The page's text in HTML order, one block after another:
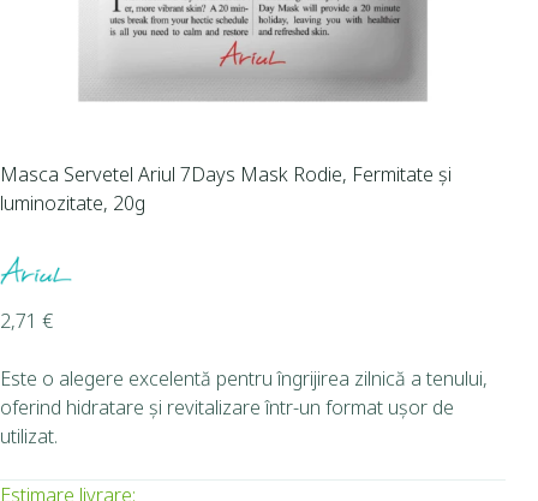
Masca Servetel Ariul 7Days Mask Rodie, Fermitate și
luminozitate, 20g
2,71 €
Este o alegere excelentă pentru îngrijirea zilnică a tenului,
oferind hidratare și revitalizare într-un format ușor de
utilizat.
Estimare livrare: